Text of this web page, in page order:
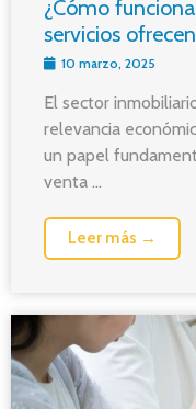
¿Cómo
servicios
10 marzo, 2025
El sector
relevancia
un papel
venta ...
Leer más →